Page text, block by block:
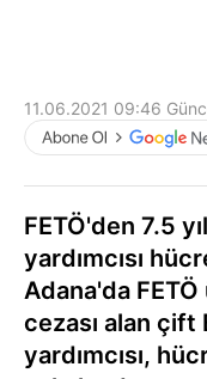
11.06.2021 09:46
FETÖ'den 7.5
yardımcısı
Adana'da
cezası alan çift
yardımcısı,